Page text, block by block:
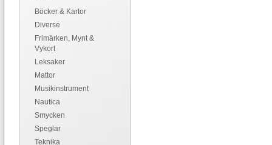
Böcker & Kartor
Diverse
Frimärken, Mynt &
Vykort
Leksaker
Mattor
Musikinstrument
Nautica
Smycken
Speglar
Teknika